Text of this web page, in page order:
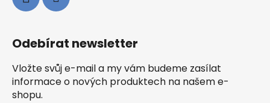
Odebírat newsletter
Vložte svůj e-mail a my vám budeme zasílat
informace o nových produktech na našem e-
shopu.